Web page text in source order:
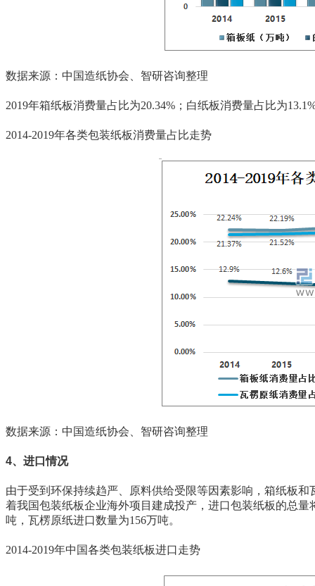
数据来源：中国造纸协会、智研咨询整理
2019年箱纸板消费量占比为20.34%；白纸板消费量占比为
2014-2019年各类包装纸板消费量占比走势
数据来源：中国造纸协会、智研咨询整理
4、进口情况
由于受到环保持续趋严、原料供给受限等因素影响，箱纸板
着我国包装纸板企业海外项目建成投产，进口包装纸板的总
吨，瓦楞原纸进口数量为156万吨。
2014-2019年中国各类包装纸板进口走势